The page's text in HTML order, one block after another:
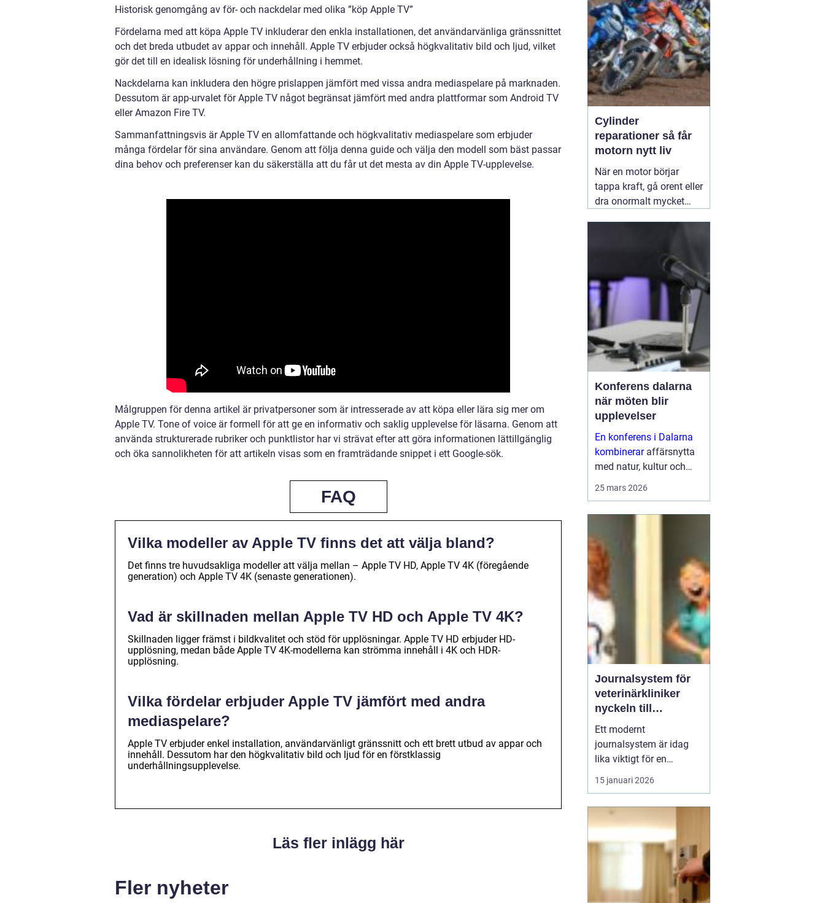
Historisk genomgång av för- och nackdelar med olika ”köp Apple TV”
Fördelarna med att köpa Apple TV inkluderar den enkla installationen, det användarvänliga gränssnittet
och det breda utbudet av appar och innehåll. Apple TV erbjuder också högkvalitativ bild och ljud, vilket
gör det till en idealisk lösning för underhållning i hemmet.
Nackdelarna kan inkludera den högre prislappen jämfört med vissa andra mediaspelare på marknaden.
Dessutom är app-urvalet för Apple TV något begränsat jämfört med andra plattformar som Android TV
eller Amazon Fire TV.
Sammanfattningsvis är Apple TV en allomfattande och högkvalitativ mediaspelare som erbjuder
många fördelar för sina användare. Genom att följa denna guide och välja den modell som bäst passar
dina behov och preferenser kan du säkerställa att du får ut det mesta av din Apple TV-upplevelse.
Målgruppen för denna artikel är privatpersoner som är intresserade av att köpa eller lära sig mer om
Apple TV. Tone of voice är formell för att ge en informativ och saklig upplevelse för läsarna. Genom att
använda strukturerade rubriker och punktlistor har vi strävat efter att göra informationen lättillgänglig
och öka sannolikheten för att artikeln visas som en framträdande snippet i ett Google-sök.
FAQ
Vilka modeller av Apple TV finns det att välja bland?
Det finns tre huvudsakliga modeller att välja mellan – Apple TV HD, Apple TV 4K (föregående
generation) och Apple TV 4K (senaste generationen).
Vad är skillnaden mellan Apple TV HD och Apple TV 4K?
Skillnaden ligger främst i bildkvalitet och stöd för upplösningar. Apple TV HD erbjuder HD-
upplösning, medan både Apple TV 4K-modellerna kan strömma innehåll i 4K och HDR-
upplösning.
Vilka fördelar erbjuder Apple TV jämfört med andra
mediaspelare?
Apple TV erbjuder enkel installation, användarvänligt gränssnitt och ett brett utbud av appar och
innehåll. Dessutom har den högkvalitativ bild och ljud för en förstklassig
underhållningsupplevelse.
Läs fler inlägg här
Fler nyheter
Cylinder
reparationer så får
motorn nytt liv
När en motor börjar
tappa kraft, gå orent eller
dra onormalt mycket
gör att motorn inte
längre arbetar tätt och
effektivt. Genom
professionella
30 juni
Konferens dalarna
när möten blir
upplevelser
En konferens i Dalarna
kombineraraffärsnytta
med natur, kultur och
fokus, sammanhållning
och ny energ...
25 mars 2026
Journalsystem för
veterinärkliniker
nyckeln till
smidigare vardag
och säkrare vård
Ett modernt
journalsystem är idag
lika viktigt för en
veterinärklinik som
röntgenutrustning och
kundkontakt och
administration samlas i
samma digitala flöde blir
arbetet både snabbare
djurägaren märks det
15 januari 2026